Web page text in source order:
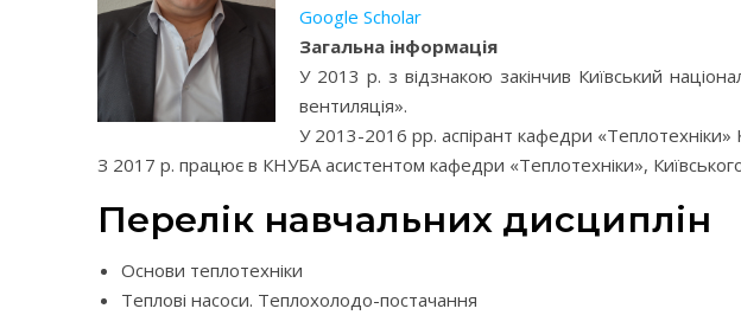
Google Scholar
Загальна інформація
У 2013 р. з відзнакою закінчив Київський
вентиляція».
У 2013-2016 рр. аспірант кафедри «Теплотехніки»
З 2017 р. працює в КНУБА асистентом кафедри «Теплотехніки»,
Перелік навчальних дисциплін
Основи теплотехніки
Теплові насоси. Теплохолодо-постачання